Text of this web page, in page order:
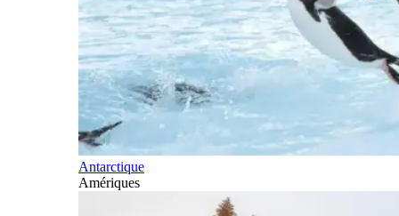
Antarctique
Amériques